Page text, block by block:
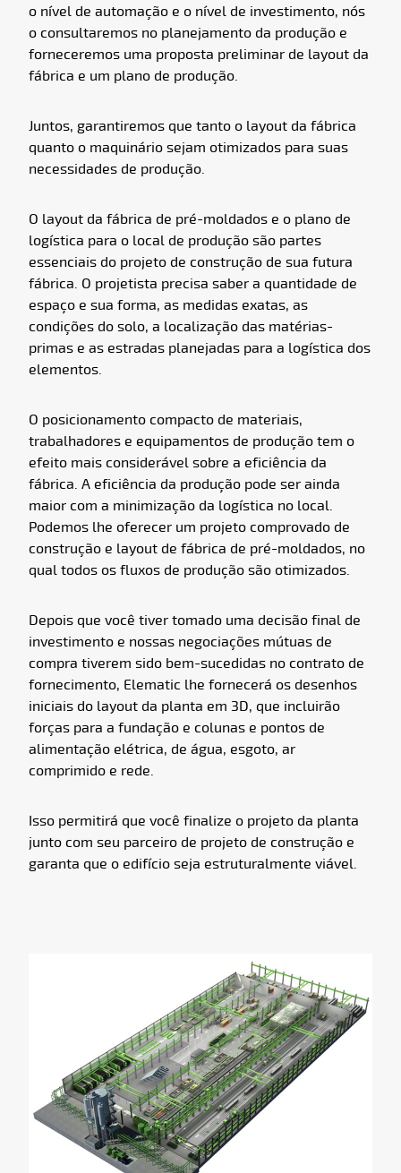
o nível de automação e o nível de investimento, nós
o consultaremos no planejamento da produção e
forneceremos uma proposta preliminar de layout da
fábrica e um plano de produção.
Juntos, garantiremos que tanto o layout da fábrica
quanto o maquinário sejam otimizados para suas
necessidades de produção.
O layout da fábrica de pré-moldados e o plano de
logística para o local de produção são partes
essenciais do projeto de construção de sua futura
fábrica. O projetista precisa saber a quantidade de
espaço e sua forma, as medidas exatas, as
condições do solo, a localização das matérias-
primas e as estradas planejadas para a logística dos
elementos.
O posicionamento compacto de materiais,
trabalhadores e equipamentos de produção tem o
efeito mais considerável sobre a eficiência da
fábrica. A eficiência da produção pode ser ainda
maior com a minimização da logística no local.
Podemos lhe oferecer um projeto comprovado de
construção e layout de fábrica de pré-moldados, no
qual todos os fluxos de produção são otimizados.
Depois que você tiver tomado uma decisão final de
investimento e nossas negociações mútuas de
compra tiverem sido bem-sucedidas no contrato de
fornecimento, Elematic lhe fornecerá os desenhos
iniciais do layout da planta em 3D, que incluirão
forças para a fundação e colunas e pontos de
alimentação elétrica, de água, esgoto, ar
comprimido e rede.
Isso permitirá que você finalize o projeto da planta
junto com seu parceiro de projeto de construção e
garanta que o edifício seja estruturalmente viável.